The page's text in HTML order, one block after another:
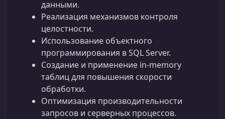
данными.
Реализация механизмов контроля
целостности.
Использование объектного
программирования в SQL Server.
Создание и применение in-memory
таблиц для повышения скорости
обработки.
Оптимизация производительности
запросов и серверных процессов.